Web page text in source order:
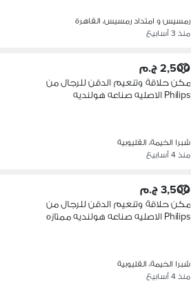
رمسيس و امتداد رمسيس، القاهرة
منذ 3 أسابيع
2,500 ج.م
مكن حلاقة وتنعيم الدقن للرجال من
Philips الاصليه صناعه هولنديه
شبرا الخيمة، القليوبية
منذ 4 أسابيع
3,500 ج.م
مكن حلاقة وتنعيم الدقن للرجال من
Philips الاصليه صناعه هولنديه ممتازه
شبرا الخيمة، القليوبية
منذ 4 أسابيع